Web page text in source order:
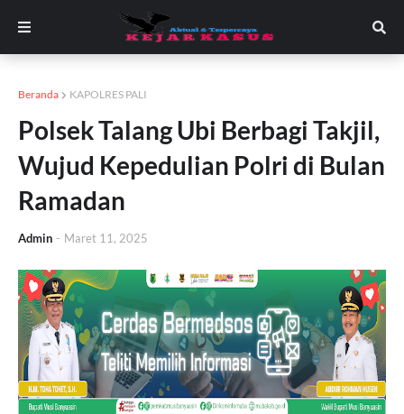
Beranda KAPOLRES PALI
Polsek Talang Ubi Berbagi Takjil,
Wujud Kepedulian Polri di Bulan
Ramadan
Admin - Maret 11, 2025